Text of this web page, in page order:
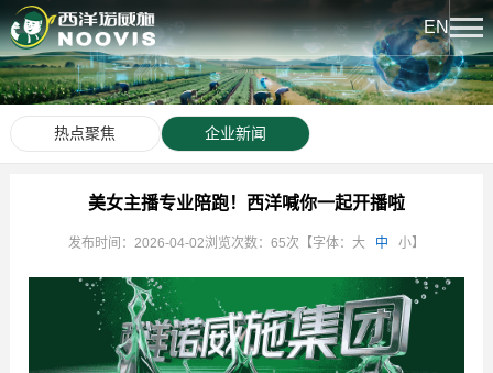
关于我们
公司简介
企业荣誉
公司文化
发展历程
新闻中心
热点聚焦
企业新闻
产品中心
西洋系列
诺威施系列
文化中心
EN
热点聚焦 企业新闻
美女主播专业陪跑！西洋喊你一起开播啦
发布时间：2026-04-02浏览次数：65次 【字体： 大 中 小】